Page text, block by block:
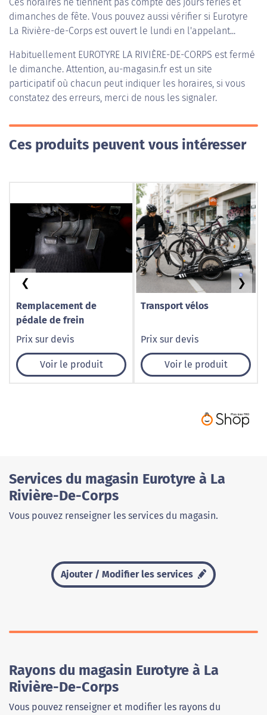
dimanches de fête. Vous pouvez aussi vérifier si Eurotyre
La Rivière-de-Corps est ouvert le lundi en l'appelant...
Habituellement EUROTYRE LA RIVIÈRE-DE-CORPS est fermé
le dimanche. Attention, au-magasin.fr est un site
participatif où chacun peut indiquer les horaires, si vous
constatez des erreurs, merci de nous les signaler.
Ces produits peuvent vous intéresser
Remplacement de
pédale de frein
Prix sur devis
Voir le produit
Transport vélos
Prix sur devis
Voir le produit
❮ ❯
Services du magasin Eurotyre à La
Rivière-De-Corps
Vous pouvez renseigner les services du magasin.
Ajouter / Modifier les services
Rayons du magasin Eurotyre à La
Rivière-De-Corps
Vous pouvez renseigner et modifier les rayons du